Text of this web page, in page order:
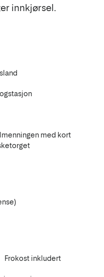
innkjørsel.
med kort
Frokost inkludert